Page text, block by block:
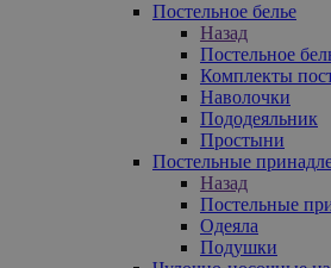
Постельное белье
Назад
Постельное
Комплекты
Наволочки
Пододеяльник
Простыни
Постельные
Назад
Постельные
Одеяла
Подушки